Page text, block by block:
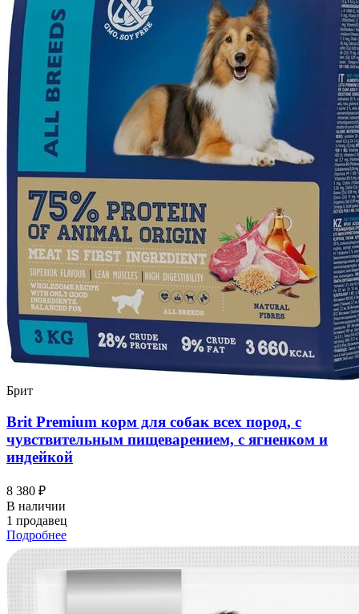
Брит
Brit Premium корм для собак всех пород, с
чувствительным пищеварением, с ягненком и
индейкой
8 380 ₽
В наличии
1 продавец
Подробнее